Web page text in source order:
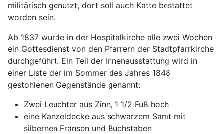
militärisch genutzt, dort soll auch Katte bestattet
worden sein.
Ab 1837 wurde in der Hospitalkirche alle zwei Wochen
ein Gottesdienst von den Pfarrern der Stadtpfarrkirche
durchgeführt. Ein Teil der Innenausstattung wird in
einer Liste der im Sommer des Jahres 1848
gestohlenen Gegenstände genannt:
Zwei Leuchter aus Zinn, 1 1/2 Fuß hoch
eine Kanzeldecke aus schwarzem Samt mit
silbernen Fransen und Buchstaben